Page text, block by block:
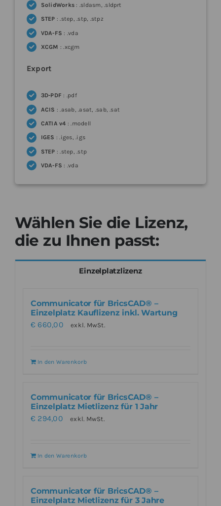
SolidWorks : .sldasm, .sldprt
STEP : .step, .stp, .stpz
VDA-FS : .vda
XCGM : .xcgm
Export
3D-PDF : .pdf
ACIS : .asab, .asat, .sab, .sat
CATIA v4 : .modell
IGES : .iges, .igs
STEP : .step, .stp
VDA-FS : .vda
Wählen Sie die Lizenz,
die zu Ihnen passt:
Einzelplatzlizenz
Communicator für BricsCAD® –
Einzelplatz Kauflizenz inkl. Wartung
€ 660,00 exkl. MwSt.
In den Warenkorb
Communicator für BricsCAD® –
Einzelplatz Mietlizenz für 1 Jahr
€ 294,00 exkl. MwSt.
In den Warenkorb
Communicator für BricsCAD® –
Einzelplatz Mietlizenz für 3 Jahre